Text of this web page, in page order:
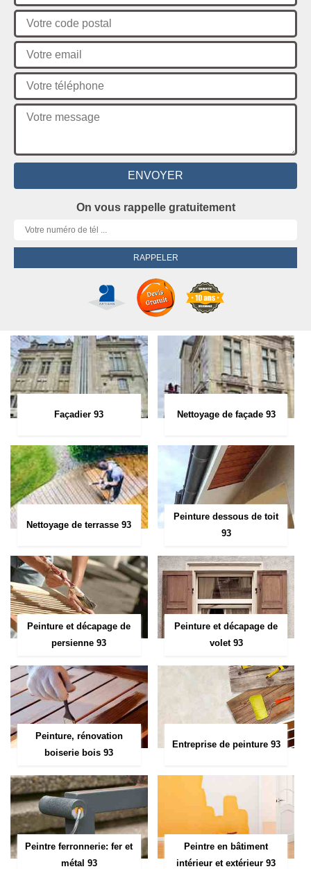
On vous rappelle gratuitement
Façadier 93 Nettoyage de façade 93
Nettoyage de terrasse 93
Peinture dessous de toit
93
Peinture et décapage de
persienne 93
Peinture et décapage de
volet 93
Peinture, rénovation
boiserie bois 93
Entreprise de peinture 93
Peintre ferronnerie: fer et
métal 93
Peintre en bâtiment
intérieur et extérieur 93